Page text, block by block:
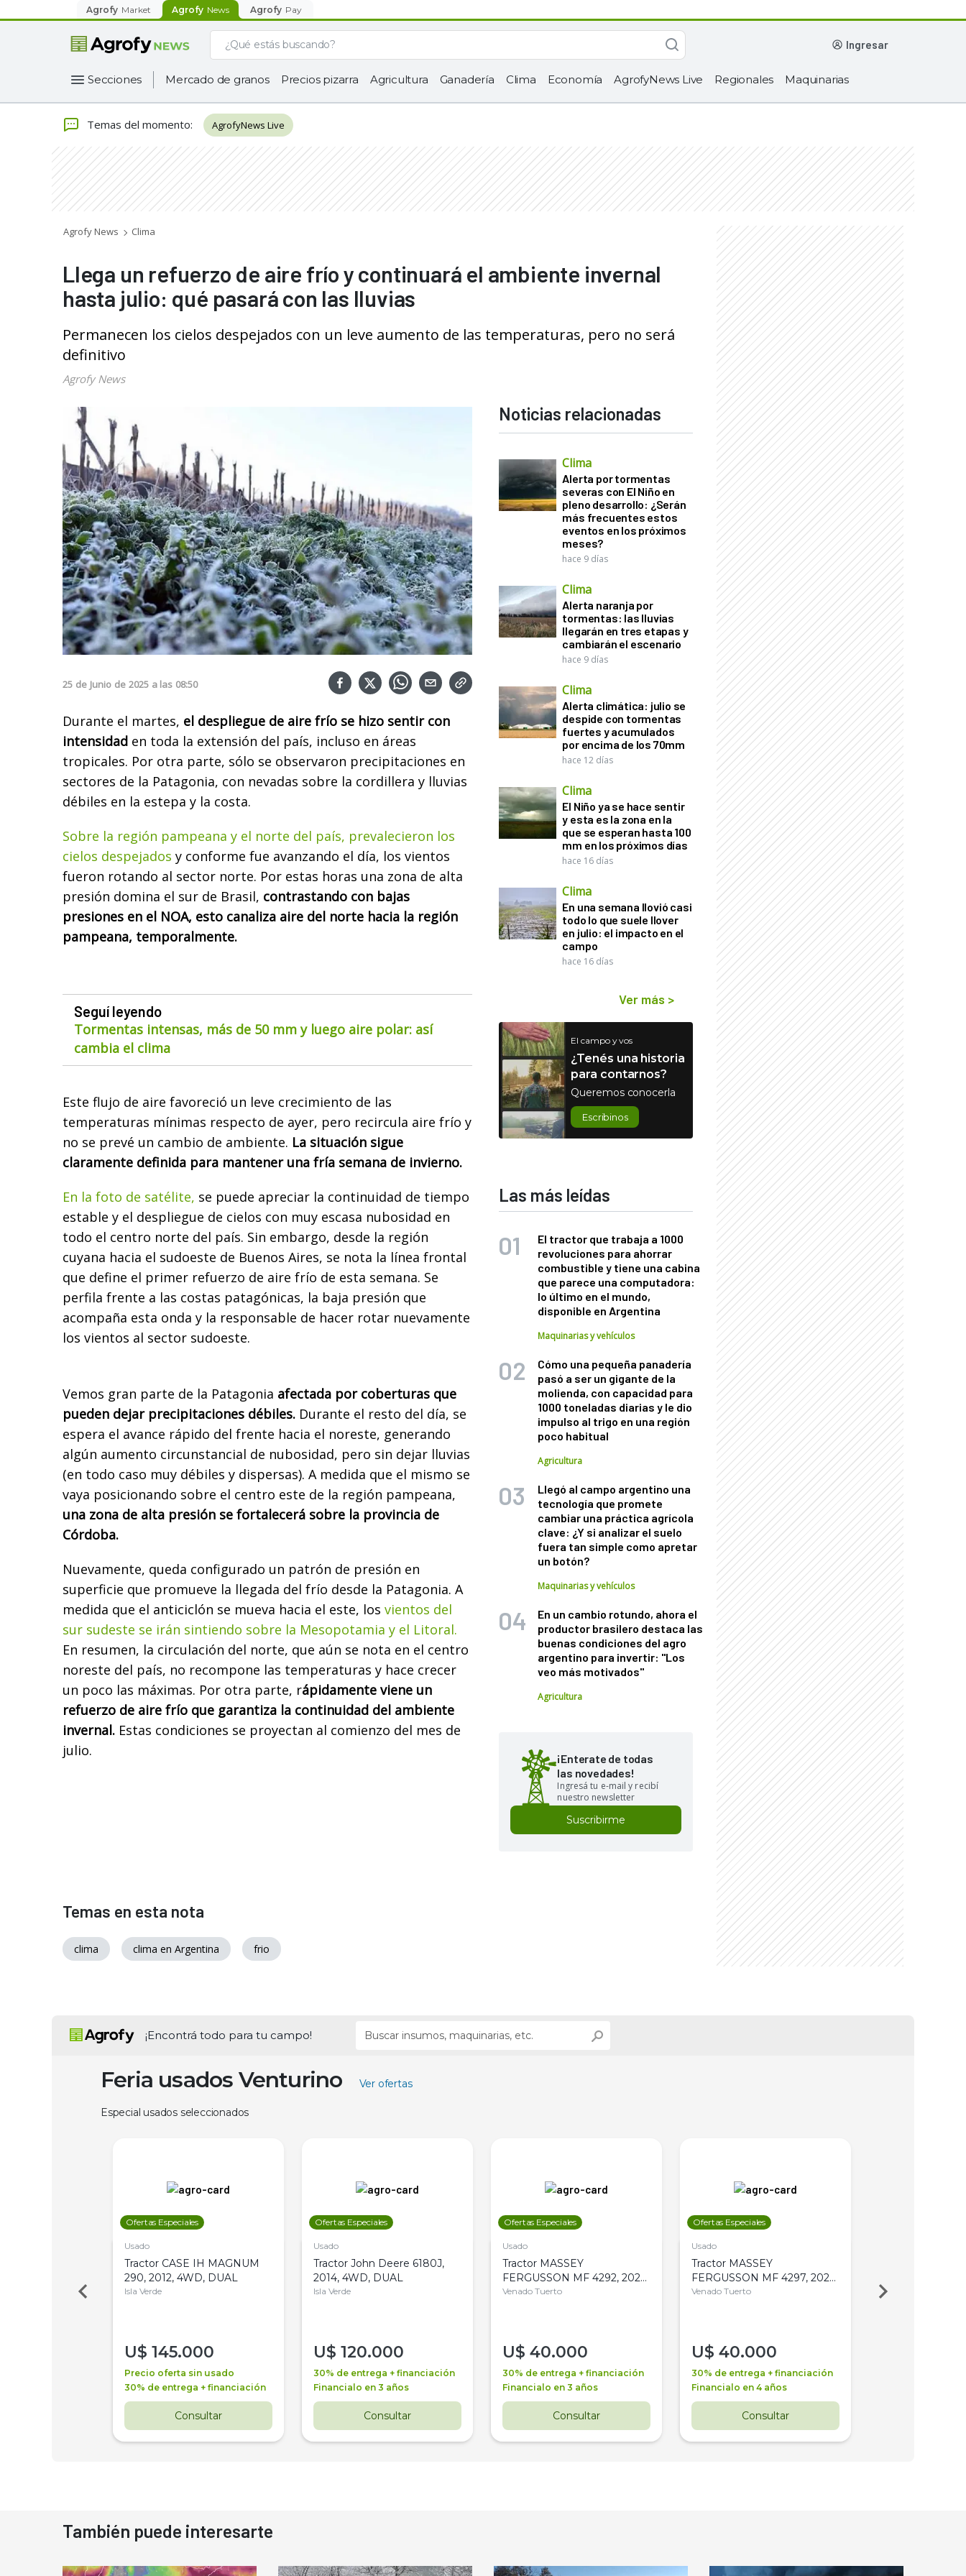
Agrofy Market Agrofy News Agrofy Pay
ingresar
Secciones Mercado de granos Precios pizarra Agricultura Ganadería Clima Economía AgrofyNews Live Regionales Maquinarias
Temas del momento: AgrofyNews Live
Agrofy News Clima
Llega un refuerzo de aire frío y continuará el ambiente invernal
hasta julio: qué pasará con las lluvias
Permanecen los cielos despejados con un leve aumento de las temperaturas, pero no será
definitivo
Agrofy News
25 de Junio de 2025 a las 08:50
Durante el martes, el despliegue de aire frío se hizo sentir con
intensidad en toda la extensión del país, incluso en áreas
tropicales. Por otra parte, sólo se observaron precipitaciones en
sectores de la Patagonia, con nevadas sobre la cordillera y lluvias
débiles en la estepa y la costa.
Sobre la región pampeana y el norte del país, prevalecieron los
cielos despejados y conforme fue avanzando el día, los vientos
fueron rotando al sector norte. Por estas horas una zona de alta
presión domina el sur de Brasil, contrastando con bajas
presiones en el NOA, esto canaliza aire del norte hacia la región
pampeana, temporalmente.
Seguí leyendo
Tormentas intensas, más de 50 mm y luego aire polar: así
cambia el clima
Este flujo de aire favoreció un leve crecimiento de las
temperaturas mínimas respecto de ayer, pero recircula aire frío y
no se prevé un cambio de ambiente. La situación sigue
claramente definida para mantener una fría semana de invierno.
En la foto de satélite, se puede apreciar la continuidad de tiempo
estable y el despliegue de cielos con muy escasa nubosidad en
todo el centro norte del país. Sin embargo, desde la región
cuyana hacia el sudoeste de Buenos Aires, se nota la línea frontal
que define el primer refuerzo de aire frío de esta semana. Se
perfila frente a las costas patagónicas, la baja presión que
acompaña esta onda y la responsable de hacer rotar nuevamente
los vientos al sector sudoeste.
Vemos gran parte de la Patagonia afectada por coberturas que
pueden dejar precipitaciones débiles. Durante el resto del día, se
espera el avance rápido del frente hacia el noreste, generando
algún aumento circunstancial de nubosidad, pero sin dejar lluvias
(en todo caso muy débiles y dispersas). A medida que el mismo se
vaya posicionando sobre el centro este de la región pampeana,
una zona de alta presión se fortalecerá sobre la provincia de
Córdoba.
Nuevamente, queda configurado un patrón de presión en
superficie que promueve la llegada del frío desde la Patagonia. A
medida que el anticiclón se mueva hacia el este, los vientos del
sur sudeste se irán sintiendo sobre la Mesopotamia y el Litoral.
En resumen, la circulación del norte, que aún se nota en el centro
noreste del país, no recompone las temperaturas y hace crecer
un poco las máximas. Por otra parte, rápidamente viene un
refuerzo de aire frío que garantiza la continuidad del ambiente
invernal. Estas condiciones se proyectan al comienzo del mes de
julio.
Noticias relacionadas
Clima
Alerta por tormentas
severas con El Niño en
pleno desarrollo: ¿Serán
más frecuentes estos
eventos en los próximos
meses?
hace 9 días
Clima
Alerta naranja por
tormentas: las lluvias
llegarán en tres etapas y
cambiarán el escenario
hace 9 días
Clima
Alerta climática: julio se
despide con tormentas
fuertes y acumulados
por encima de los 70mm
hace 12 días
Clima
El Niño ya se hace sentir
y esta es la zona en la
que se esperan hasta 100
mm en los próximos días
hace 16 días
Clima
En una semana llovió casi
todo lo que suele llover
en julio: el impacto en el
campo
hace 16 días
Ver más >
El campo y vos
¿Tenés una historia
para contarnos?
Queremos conocerla
Escribinos
Las más leídas
El tractor que trabaja a 1000
revoluciones para ahorrar
combustible y tiene una cabina
que parece una computadora:
lo último en el mundo,
disponible en Argentina
Maquinarias y vehículos
Cómo una pequeña panadería
pasó a ser un gigante de la
molienda, con capacidad para
1000 toneladas diarias y le dio
impulso al trigo en una región
poco habitual
Agricultura
Llegó al campo argentino una
tecnología que promete
cambiar una práctica agrícola
clave: ¿Y si analizar el suelo
fuera tan simple como apretar
un botón?
Maquinarias y vehículos
En un cambio rotundo, ahora el
productor brasilero destaca las
buenas condiciones del agro
argentino para invertir: "Los
veo más motivados"
Agricultura
¡Enterate de todas
las novedades!
Ingresá tu e-mail y recibí
nuestro newsletter
Suscribirme
Temas en esta nota
clima clima en Argentina frio
¡Encontrá todo para tu campo!
Feria usados Venturino Ver ofertas
Especial usados seleccionados
Ofertas Especiales
Usado
Tractor CASE IH MAGNUM
290, 2012, 4WD, DUAL
Isla Verde
U$ 145.000
Precio oferta sin usado
30% de entrega + financiación
Consultar
Ofertas Especiales
Usado
Tractor John Deere 6180J,
2014, 4WD, DUAL
Isla Verde
U$ 120.000
30% de entrega + financiación
Financialo en 3 años
Consultar
Ofertas Especiales
Usado
Tractor MASSEY
FERGUSSON MF 4292, 2020,
4WD, PATON
Venado Tuerto
U$ 40.000
30% de entrega + financiación
Financialo en 3 años
Consultar
Ofertas Especiales
Usado
Tractor MASSEY
FERGUSSON MF 4297, 2020,
4WD, PATON
Venado Tuerto
U$ 40.000
30% de entrega + financiación
Financialo en 4 años
Consultar
Venado Tuerto
También puede interesarte